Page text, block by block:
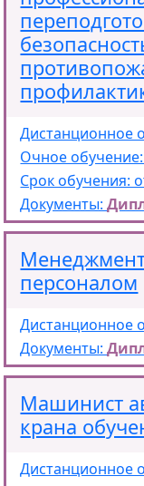
Дистанционное
Очное
Срок обучения:
Документы:
персоналом
Дистанционное
Документы:
Машинист
крана
Дистанционное